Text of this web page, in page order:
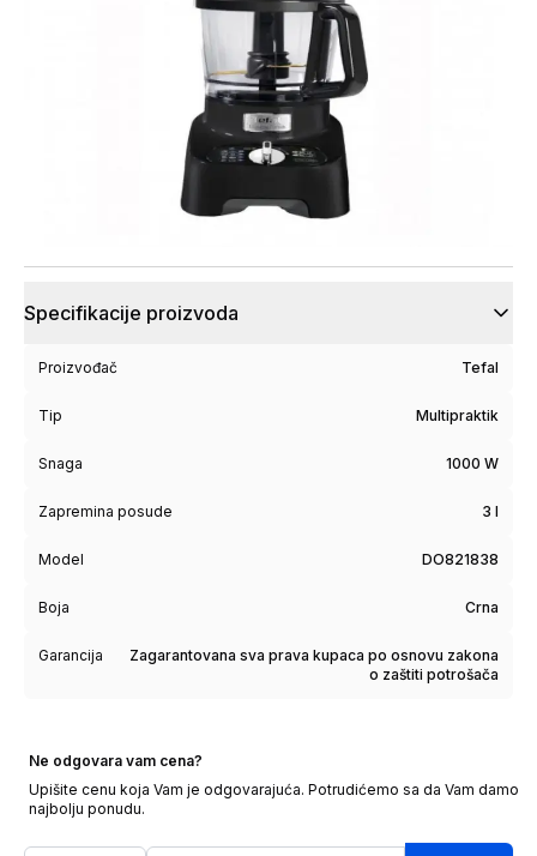
Specifikacije proizvoda
Proizvođač Tefal
Tip Multipraktik
Snaga 1000 W
Zapremina posude 3 l
Model DO821838
Boja Crna
Garancija
Zagarantovana sva prava kupaca po osnovu zakona
o zaštiti potrošača
Ne odgovara vam cena?
Upišite cenu koja Vam je odgovarajuća. Potrudićemo sa da Vam damo
najbolju ponudu.